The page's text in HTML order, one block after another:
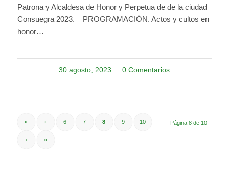
Patrona y Alcaldesa de Honor y Perpetua de de la ciudad
Consuegra 2023. PROGRAMACIÓN. Actos y cultos en
honor…
30 agosto, 2023
/ 0 Comentarios
Página 8 de 10
« ‹ 6 7 8 9 10
› »